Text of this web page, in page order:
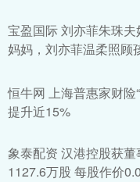
宝盈国际 刘亦菲朱珠
妈妈，刘亦菲温柔照顾
恒牛网 上海普惠家财险
提升近15%
象泰配资 汉港控股获
1127.6万股 每股作价